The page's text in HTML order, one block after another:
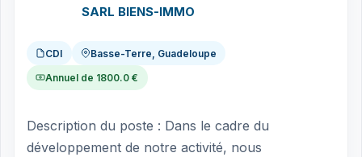
SARL BIENS-IMMO
CDI Basse-Terre, Guadeloupe
Annuel de 1800.0 €
Description du poste : Dans le cadre du
développement de notre activité, nous